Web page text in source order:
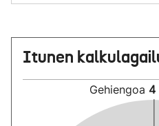
Itunen
Gehiengoa 4